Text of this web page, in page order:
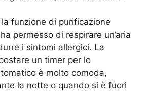
funzione di purificazione
permesso di respirare un’aria
i sintomi allergici. La
un timer per lo
è molto comoda,
la notte o quando si è fuori